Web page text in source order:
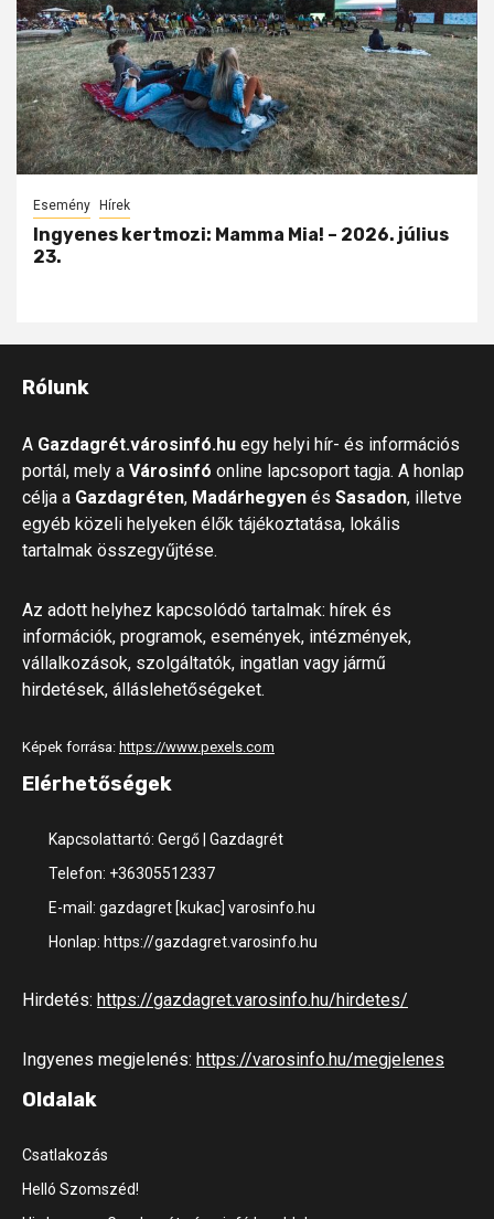
Esemény Hírek
Ingyenes kertmozi: Mamma Mia! – 2026. július
23.
Rólunk
A Gazdagrét.városinfó.hu egy helyi hír- és információs
portál, mely a Városinfó online lapcsoport tagja. A honlap
célja a Gazdagréten, Madárhegyen és Sasadon, illetve
egyéb közeli helyeken élők tájékoztatása, lokális
tartalmak összegyűjtése.
Az adott helyhez kapcsolódó tartalmak: hírek és
információk, programok, események, intézmények,
vállalkozások, szolgáltatók, ingatlan vagy jármű
hirdetések, álláslehetőségeket.
Képek forrása: https://www.pexels.com
Elérhetőségek
Kapcsolattartó: Gergő | Gazdagrét
Telefon: +36305512337
E-mail: gazdagret [kukac] varosinfo.hu
Honlap: https://gazdagret.varosinfo.hu
Hirdetés: https://gazdagret.varosinfo.hu/hirdetes/
Ingyenes megjelenés: https://varosinfo.hu/megjelenes
Oldalak
Csatlakozás
Helló Szomszéd!